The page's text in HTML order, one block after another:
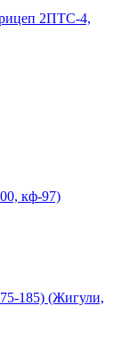
2ПТС-4,
кф-97)
185) (Жигули,